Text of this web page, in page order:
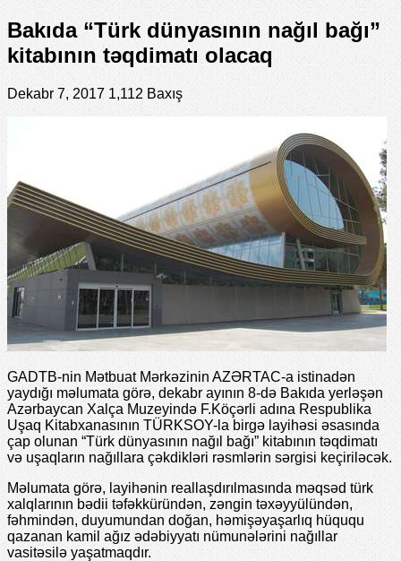
Bakıda “Türk dünyasının nağıl bağı”
kitabının təqdimatı olacaq
Dekabr 7, 2017 1,112 Baxış
GADTB-nin Mətbuat Mərkəzinin AZƏRTAC-a istinadən
yaydığı məlumata görə, dekabr ayının 8-də Bakıda yerləşən
Azərbaycan Xalça Muzeyində F.Köçərli adına Respublika
Uşaq Kitabxanasının TÜRKSOY-la birgə layihəsi əsasında
çap olunan “Türk dünyasının nağıl bağı” kitabının təqdimatı
və uşaqların nağıllara çəkdikləri rəsmlərin sərgisi keçiriləcək.
Məlumata görə, layihənin reallaşdırılmasında məqsəd türk
xalqlarının bədii təfəkküründən, zəngin təxəyyülündən,
fəhmindən, duyumundan doğan, həmişəyaşarlıq hüququ
qazanan kamil ağız ədəbiyyatı nümunələrini nağıllar
vasitəsilə yaşatmaqdır.